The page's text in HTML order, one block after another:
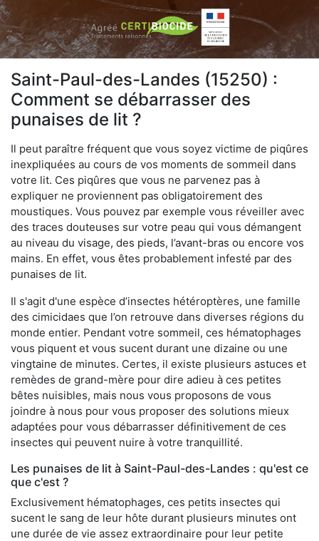
Saint-Paul-des-Landes (15250) :
Comment se débarrasser des
punaises de lit ?
Il peut paraître fréquent que vous soyez victime de piqûres
inexpliquées au cours de vos moments de sommeil dans
votre lit. Ces piqûres que vous ne parvenez pas à
expliquer ne proviennent pas obligatoirement des
moustiques. Vous pouvez par exemple vous réveiller avec
des traces douteuses sur votre peau qui vous démangent
au niveau du visage, des pieds, l’avant-bras ou encore vos
mains. En effet, vous êtes probablement infesté par des
punaises de lit.
Il s'agit d'une espèce d’insectes hétéroptères, une famille
des cimicidaes que l’on retrouve dans diverses régions du
monde entier. Pendant votre sommeil, ces hématophages
vous piquent et vous sucent durant une dizaine ou une
vingtaine de minutes. Certes, il existe plusieurs astuces et
remèdes de grand-mère pour dire adieu à ces petites
bêtes nuisibles, mais nous vous proposons de vous
joindre à nous pour vous proposer des solutions mieux
adaptées pour vous débarrasser définitivement de ces
insectes qui peuvent nuire à votre tranquillité.
Les punaises de lit à Saint-Paul-des-Landes : qu'est ce
que c'est ?
Exclusivement hématophages, ces petits insectes qui
sucent le sang de leur hôte durant plusieurs minutes ont
une durée de vie assez extraordinaire pour leur petite